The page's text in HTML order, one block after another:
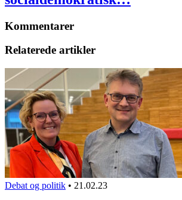
Kommentarer
Relaterede artikler
Debat og politik • 21.02.23